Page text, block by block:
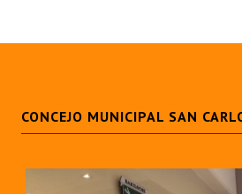
CONCEJO MUNICIPAL SAN